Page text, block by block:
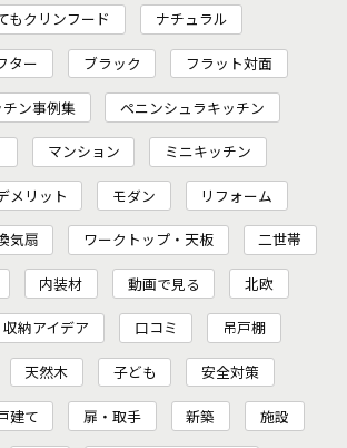
もクリンフード ナチュラル
ター ブラック フラット対面
ン事例集 ペニンシュラキッチン
マンション ミニキッチン
メリット モダン リフォーム
気扇 ワークトップ・天板 二世帯
内装材 動画で見る 北欧
収納アイデア 口コミ 吊戸棚
天然木 子ども 安全対策
建て 扉・取手 新築 施設